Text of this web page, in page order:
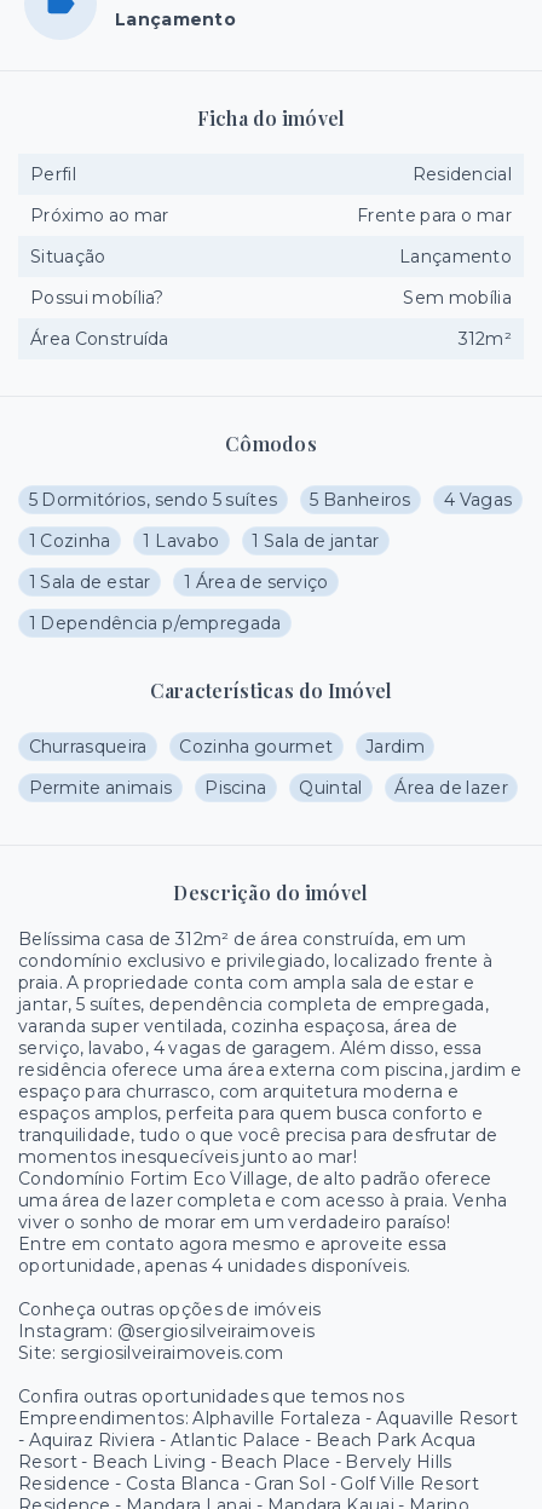
Lançamento
Cômodos
5 Dormitórios, sendo 5 suítes 5 Banheiros
4 Vagas
1 Cozinha
1 Lavabo
1 Sala de jantar
1 Sala de estar
1 Área de serviço
1 Dependência p/empregada
Características do Imóvel
Churrasqueira Cozinha gourmet
Jardim
Permite animais
Piscina Quintal Área de lazer
Descrição do imóvel
Belíssima casa de 312m² de área construída, em um
condomínio exclusivo e privilegiado, localizado frente à
praia. A propriedade conta com ampla sala de estar e
jantar, 5 suítes, dependência completa de empregada,
varanda super ventilada, cozinha espaçosa, área de
serviço, lavabo, 4 vagas de garagem. Além disso, essa
residência oferece uma área externa com piscina, jardim e
espaço para churrasco, com arquitetura moderna e
espaços amplos, perfeita para quem busca conforto e
tranquilidade, tudo o que você precisa para desfrutar de
momentos inesquecíveis junto ao mar!
Condomínio Fortim Eco Village, de alto padrão oferece
uma área de lazer completa e com acesso à praia. Venha
viver o sonho de morar em um verdadeiro paraíso!
Entre em contato agora mesmo e aproveite essa
oportunidade, apenas 4 unidades disponíveis.
Conheça outras opções de imóveis
Instagram: @sergiosilveiraimoveis
Site: sergiosilveiraimoveis.com
Confira outras oportunidades que temos nos
Empreendimentos: Alphaville Fortaleza - Aquaville Resort
- Aquiraz Riviera - Atlantic Palace - Beach Park Acqua
Resort - Beach Living - Beach Place - Bervely Hills
Residence - Costa Blanca - Gran Sol - Golf Ville Resort
Ficha do imóvel
Perfil
Residencial
Próximo ao mar
Frente para o mar
Situação
Lançamento
Possui mobília?
Sem mobília
Área Construída
312m²